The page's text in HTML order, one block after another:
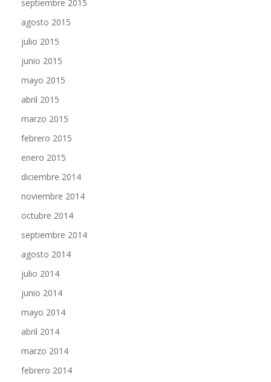
agosto 2015
julio 2015
junio 2015
mayo 2015
abril 2015
marzo 2015
febrero 2015
enero 2015
diciembre 2014
noviembre 2014
octubre 2014
septiembre 2014
agosto 2014
julio 2014
junio 2014
mayo 2014
abril 2014
marzo 2014
febrero 2014
enero 2014